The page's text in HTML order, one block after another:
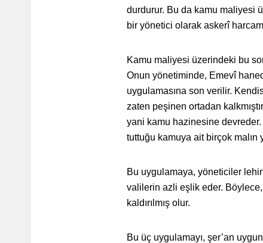
durdurur. Bu da kamu maliyesi
bir yönetici olarak askerî
Kamu maliyesi üzerindeki bu
Onun yönetiminde, Emevî
uygulamasına son verilir.
zaten peşinen ortadan
yani kamu hazinesine devreder.
tuttuğu kamuya ait birçok
Bu uygulamaya, yöneticiler
valilerin azli eşlik eder.
kaldırılmış olur.
Bu üç uygulamayı, şer’an